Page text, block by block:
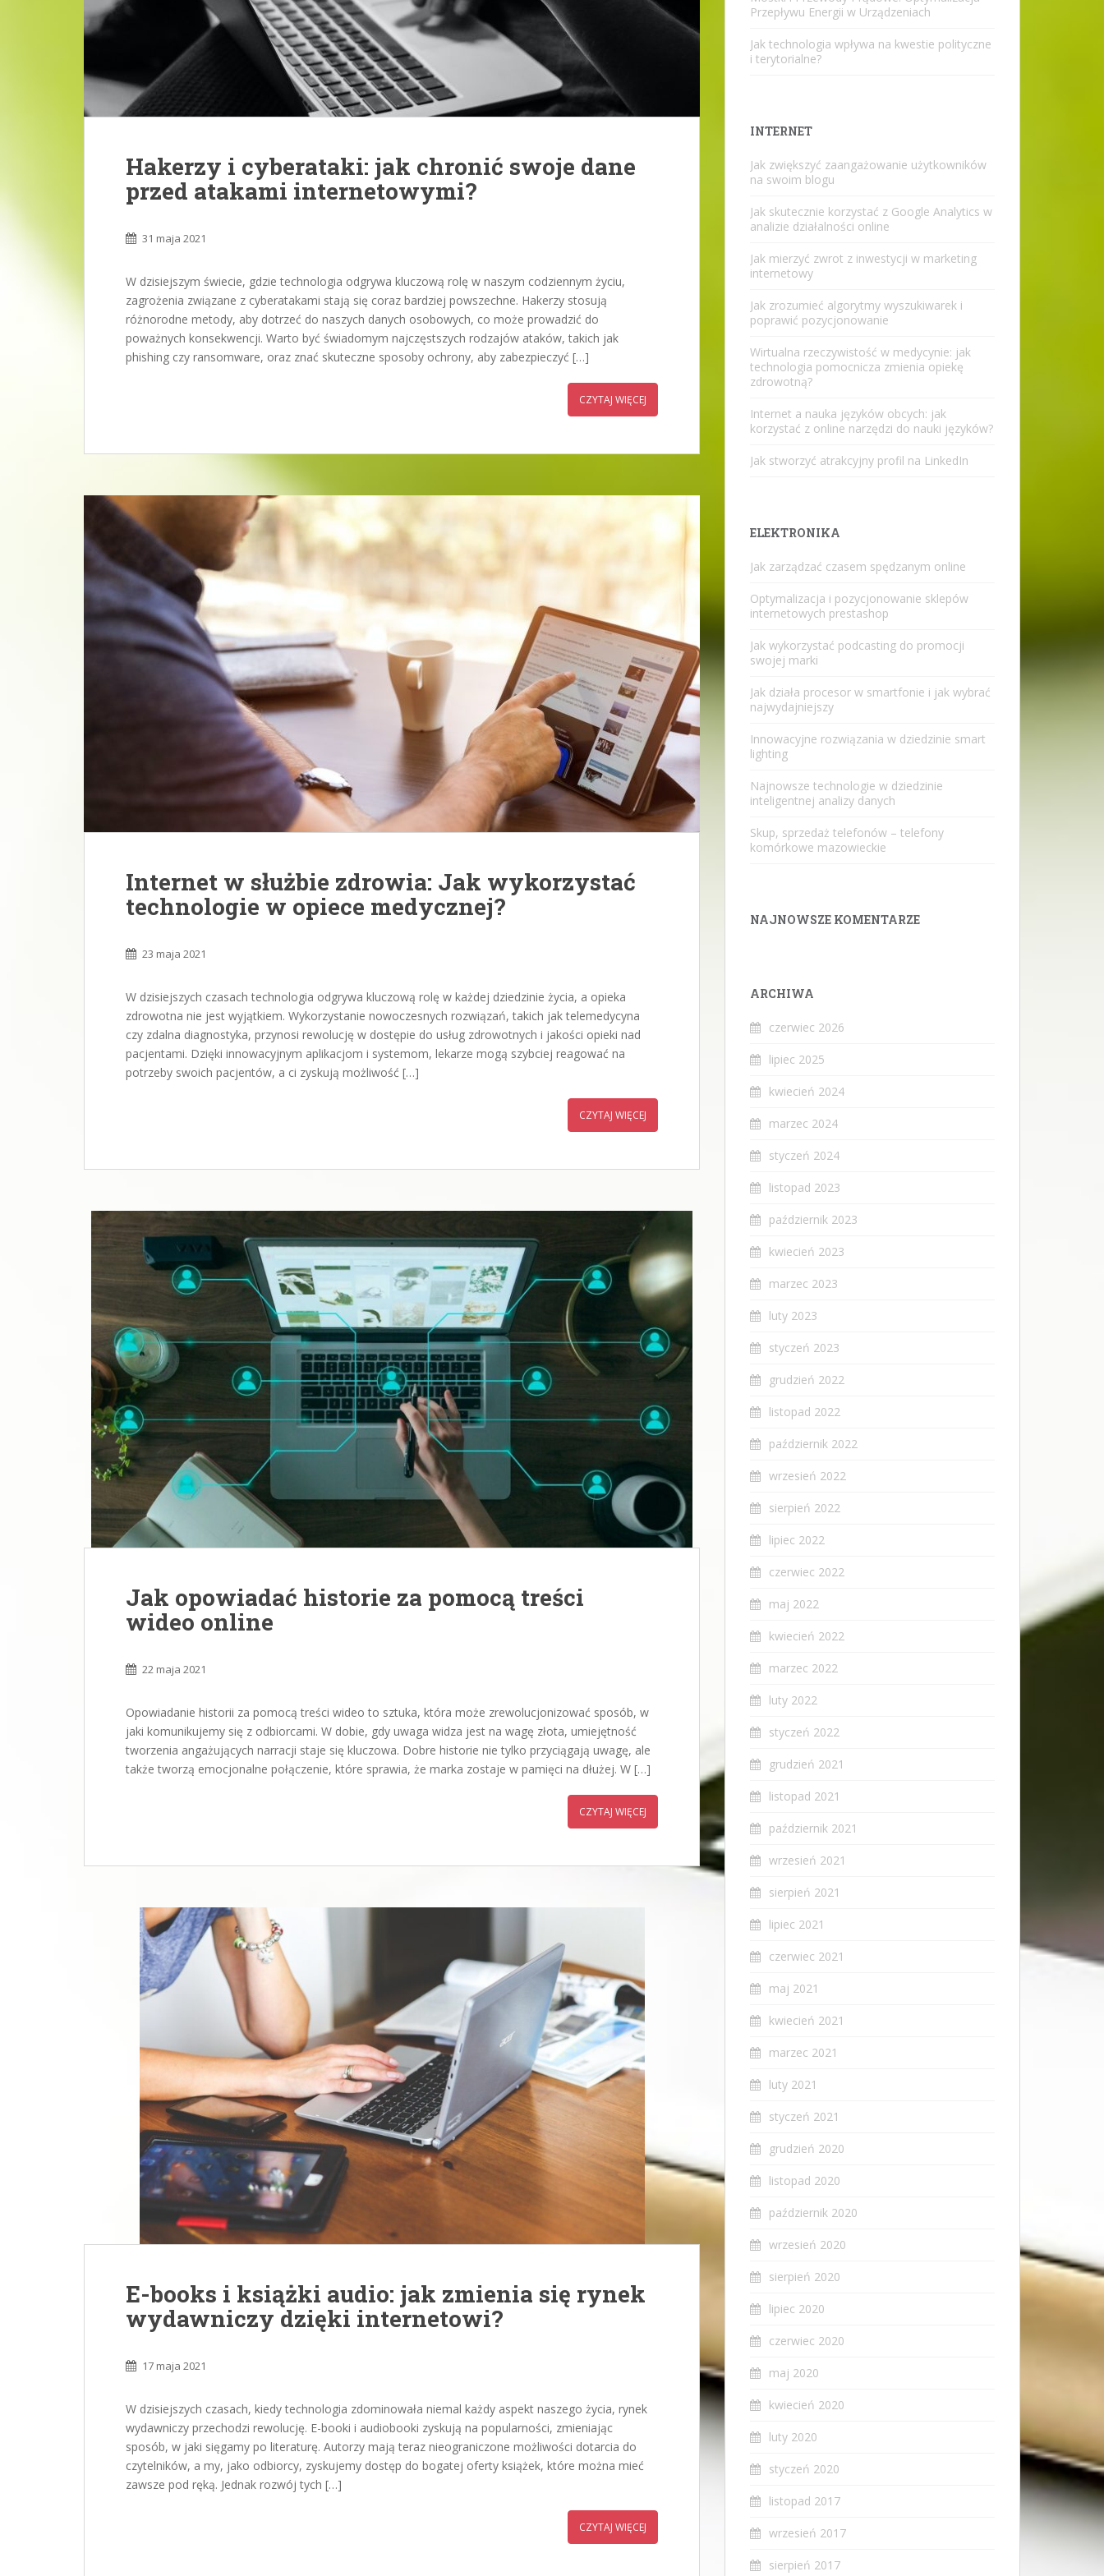
Hakerzy i cyberataki: jak chronić swoje dane
przed atakami internetowymi?
31 maja 2021
W dzisiejszym świecie, gdzie technologia odgrywa kluczową rolę w naszym codziennym życiu,
zagrożenia związane z cyberatakami stają się coraz bardziej powszechne. Hakerzy stosują
różnorodne metody, aby dotrzeć do naszych danych osobowych, co może prowadzić do
poważnych konsekwencji. Warto być świadomym najczęstszych rodzajów ataków, takich jak
phishing czy ransomware, oraz znać skuteczne sposoby ochrony, aby zabezpieczyć […]
CZYTAJ WIĘCEJ
Internet w służbie zdrowia: Jak wykorzystać
technologie w opiece medycznej?
23 maja 2021
W dzisiejszych czasach technologia odgrywa kluczową rolę w każdej dziedzinie życia, a opieka
zdrowotna nie jest wyjątkiem. Wykorzystanie nowoczesnych rozwiązań, takich jak telemedycyna
czy zdalna diagnostyka, przynosi rewolucję w dostępie do usług zdrowotnych i jakości opieki nad
pacjentami. Dzięki innowacyjnym aplikacjom i systemom, lekarze mogą szybciej reagować na
potrzeby swoich pacjentów, a ci zyskują możliwość […]
CZYTAJ WIĘCEJ
Jak opowiadać historie za pomocą treści
wideo online
22 maja 2021
Opowiadanie historii za pomocą treści wideo to sztuka, która może zrewolucjonizować sposób, w
jaki komunikujemy się z odbiorcami. W dobie, gdy uwaga widza jest na wagę złota, umiejętność
tworzenia angażujących narracji staje się kluczowa. Dobre historie nie tylko przyciągają uwagę, ale
także tworzą emocjonalne połączenie, które sprawia, że marka zostaje w pamięci na dłużej. W […]
CZYTAJ WIĘCEJ
E-books i książki audio: jak zmienia się rynek
wydawniczy dzięki internetowi?
17 maja 2021
W dzisiejszych czasach, kiedy technologia zdominowała niemal każdy aspekt naszego życia, rynek
wydawniczy przechodzi rewolucję. E-booki i audiobooki zyskują na popularności, zmieniając
sposób, w jaki sięgamy po literaturę. Autorzy mają teraz nieograniczone możliwości dotarcia do
czytelników, a my, jako odbiorcy, zyskujemy dostęp do bogatej oferty książek, które można mieć
zawsze pod ręką. Jednak rozwój tych […]
CZYTAJ WIĘCEJ
Przepływu Energii w Urządzeniach
Jak technologia wpływa na kwestie polityczne
i terytorialne?
INTERNET
Jak zwiększyć zaangażowanie użytkowników
na swoim blogu
Jak skutecznie korzystać z Google Analytics w
analizie działalności online
Jak mierzyć zwrot z inwestycji w marketing
internetowy
Jak zrozumieć algorytmy wyszukiwarek i
poprawić pozycjonowanie
Wirtualna rzeczywistość w medycynie: jak
technologia pomocnicza zmienia opiekę
zdrowotną?
Internet a nauka języków obcych: jak
korzystać z online narzędzi do nauki języków?
Jak stworzyć atrakcyjny profil na LinkedIn
ELEKTRONIKA
Jak zarządzać czasem spędzanym online
Optymalizacja i pozycjonowanie sklepów
internetowych prestashop
Jak wykorzystać podcasting do promocji
swojej marki
Jak działa procesor w smartfonie i jak wybrać
najwydajniejszy
Innowacyjne rozwiązania w dziedzinie smart
lighting
Najnowsze technologie w dziedzinie
inteligentnej analizy danych
Skup, sprzedaż telefonów – telefony
komórkowe mazowieckie
NAJNOWSZE KOMENTARZE
ARCHIWA
czerwiec 2026
lipiec 2025
kwiecień 2024
marzec 2024
styczeń 2024
listopad 2023
październik 2023
kwiecień 2023
marzec 2023
luty 2023
styczeń 2023
grudzień 2022
listopad 2022
październik 2022
wrzesień 2022
sierpień 2022
lipiec 2022
czerwiec 2022
maj 2022
kwiecień 2022
marzec 2022
luty 2022
styczeń 2022
grudzień 2021
listopad 2021
październik 2021
wrzesień 2021
sierpień 2021
lipiec 2021
czerwiec 2021
maj 2021
kwiecień 2021
marzec 2021
luty 2021
styczeń 2021
grudzień 2020
listopad 2020
październik 2020
wrzesień 2020
sierpień 2020
lipiec 2020
czerwiec 2020
maj 2020
kwiecień 2020
luty 2020
styczeń 2020
listopad 2017
wrzesień 2017
sierpień 2017